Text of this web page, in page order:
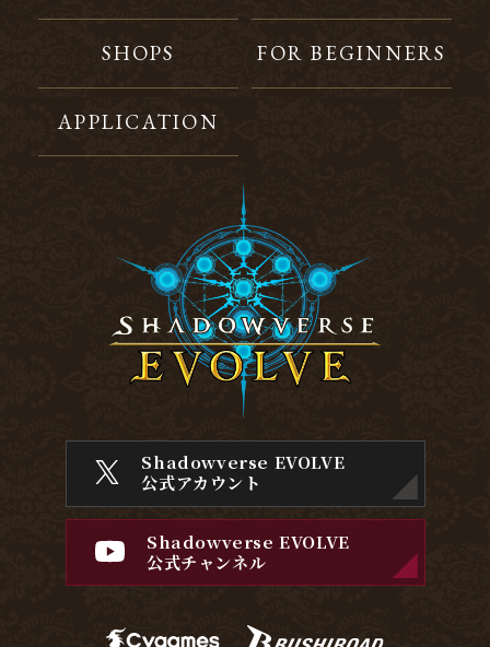
SHOPS FOR BEGINNERS
APPLICATION
Shadowverse EVOLVE
公式アカウント
Shadowverse EVOLVE
公式チャンネル